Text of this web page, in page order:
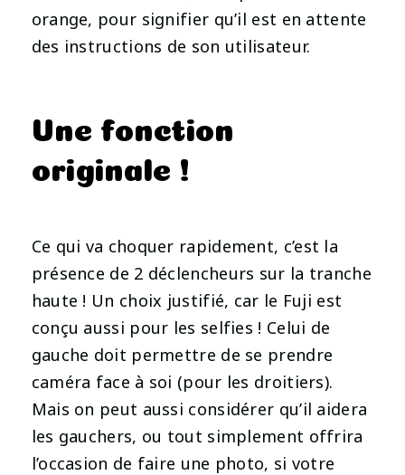
orange, pour signifier qu’il est en attente
des instructions de son utilisateur.
Une fonction
originale !
Ce qui va choquer rapidement, c’est la
présence de 2 déclencheurs sur la tranche
haute ! Un choix justifié, car le Fuji est
conçu aussi pour les selfies ! Celui de
gauche doit permettre de se prendre
caméra face à soi (pour les droitiers).
Mais on peut aussi considérer qu’il aidera
les gauchers, ou tout simplement offrira
l’occasion de faire une photo, si votre